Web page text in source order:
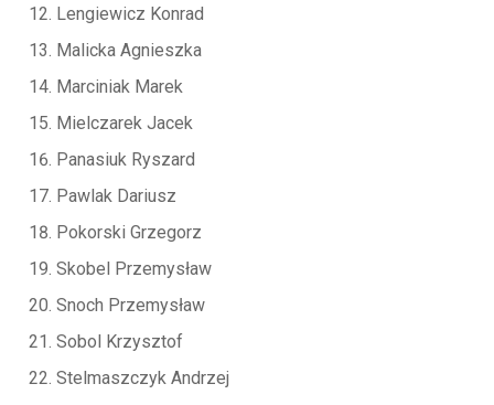
Lengiewicz Konrad
Malicka Agnieszka
Marciniak Marek
Mielczarek Jacek
Panasiuk Ryszard
Pawlak Dariusz
Pokorski Grzegorz
Skobel Przemysław
Snoch Przemysław
Sobol Krzysztof
Stelmaszczyk Andrzej